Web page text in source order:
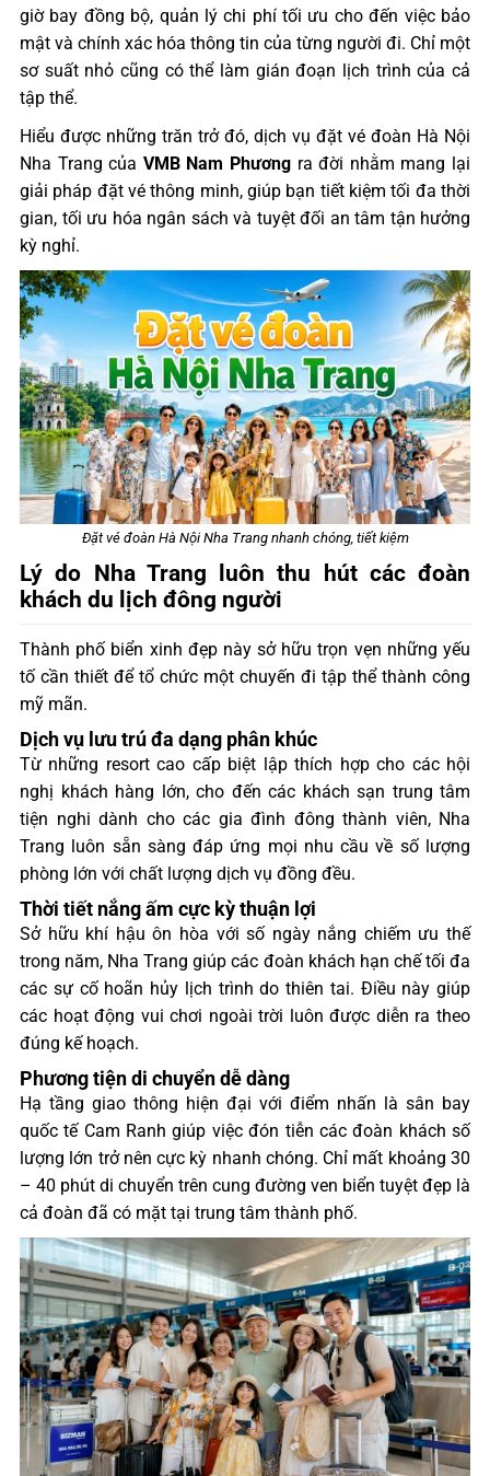
giờ bay đồng bộ, quản lý chi phí tối ưu cho đến việc bảo
mật và chính xác hóa thông tin của từng người đi. Chỉ một
sơ suất nhỏ cũng có thể làm gián đoạn lịch trình của cả
tập thể.
Hiểu được những trăn trở đó, dịch vụ đặt vé đoàn Hà Nội
Nha Trang của VMB Nam Phương ra đời nhằm mang lại
giải pháp đặt vé thông minh, giúp bạn tiết kiệm tối đa thời
gian, tối ưu hóa ngân sách và tuyệt đối an tâm tận hưởng
kỳ nghỉ.
Đặt vé đoàn Hà Nội Nha Trang nhanh chóng, tiết kiệm
Lý do Nha Trang luôn thu hút các đoàn
khách du lịch đông người
Thành phố biển xinh đẹp này sở hữu trọn vẹn những yếu
tố cần thiết để tổ chức một chuyến đi tập thể thành công
mỹ mãn.
Dịch vụ lưu trú đa dạng phân khúc
Từ những resort cao cấp biệt lập thích hợp cho các hội
nghị khách hàng lớn, cho đến các khách sạn trung tâm
tiện nghi dành cho các gia đình đông thành viên, Nha
Trang luôn sẵn sàng đáp ứng mọi nhu cầu về số lượng
phòng lớn với chất lượng dịch vụ đồng đều.
Thời tiết nắng ấm cực kỳ thuận lợi
Sở hữu khí hậu ôn hòa với số ngày nắng chiếm ưu thế
trong năm, Nha Trang giúp các đoàn khách hạn chế tối đa
các sự cố hoãn hủy lịch trình do thiên tai. Điều này giúp
các hoạt động vui chơi ngoài trời luôn được diễn ra theo
đúng kế hoạch.
Phương tiện di chuyển dễ dàng
Hạ tầng giao thông hiện đại với điểm nhấn là sân bay
quốc tế Cam Ranh giúp việc đón tiễn các đoàn khách số
lượng lớn trở nên cực kỳ nhanh chóng. Chỉ mất khoảng 30
– 40 phút di chuyển trên cung đường ven biển tuyệt đẹp là
cả đoàn đã có mặt tại trung tâm thành phố.